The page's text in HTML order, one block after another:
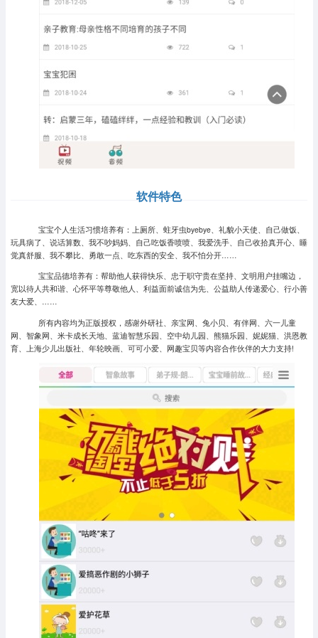
软件特色
宝宝个人生活习惯培养有：上厕所、蛀牙虫byebye、礼貌小天使、自己做饭、
玩具病了、说话算数、我不吵妈妈、自己吃饭香喷喷、我爱洗手、自己收拾真开心、睡
觉真舒服、我不攀比、勇敢一点、吃东西的安全、我不怕分开……
宝宝品德培养有：帮助他人获得快乐、忠于职守贵在坚持、文明用户挂嘴边，
宽以待人共和谐、心怀平等尊敬他人、利益面前诚信为先、公益助人传递爱心、行小善
友大爱、……
所有内容均为正版授权，感谢外研社、亲宝网、兔小贝、有伴网、六一儿童
网、智象网、米卡成长天地、蓝迪智慧乐园、空中幼儿园、熊猫乐园、妮妮猫、洪恩教
育、上海少儿出版社、年轮映画、可可小爱、网趣宝贝等内容合作伙伴的大力支持!